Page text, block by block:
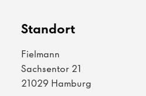
Standort
Fielmann
Sachsentor 21
21029 Hamburg